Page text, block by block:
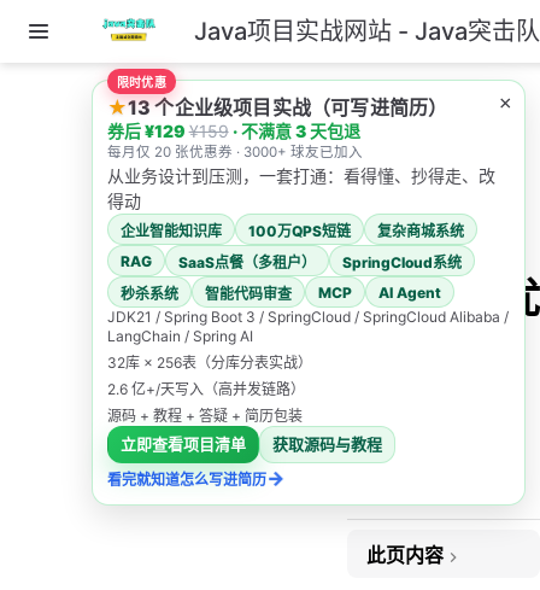
跳至主要內容 Java项目实战网站 - Java突击队
主页
1.高并发系统如何设
计？
39.如何优化接口的性
能？
39.如何优
Java突击队
此页内容
×
限时优惠
★13 个企业级项目实战（可写进简历）
券后 ¥129¥159· 不满意 3 天包退
每月仅 20 张优惠券 · 3000+ 球友已加入
从业务设计到压测，一套打通：看得懂、抄得走、改
得动
企业智能知识库 100万QPS短链
复杂商城系统
RAG
SaaS点餐（多租户）
SpringCloud系统
秒杀系统
智能代码审查 MCP
AI Agent
JDK21 / Spring Boot 3 / SpringCloud / SpringCloud Alibaba /
LangChain / Spring AI
32库 × 256表（分库分表实战）
2.6 亿+/天写入（高并发链路）
源码 + 教程 + 答疑 + 简历包装
立即查看项目清单
获取源码与教程
看完就知道怎么写进简历→